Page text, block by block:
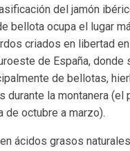
del jamón
bellota ocupa el lugar
criados en libertad
de España, donde
de bellotas,
durante la montanera (el
de octubre a marzo).
ácidos grasos